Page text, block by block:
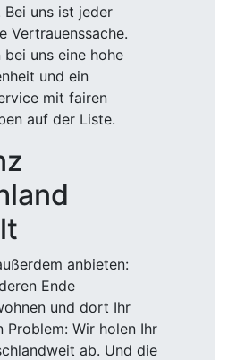
Bei uns ist jeder
Vertrauenssache.
bei uns eine hohe
und ein
mit fairen
auf der Liste.
anbieten:
Ende
und dort Ihr
Problem: Wir holen Ihr
ab. Und die